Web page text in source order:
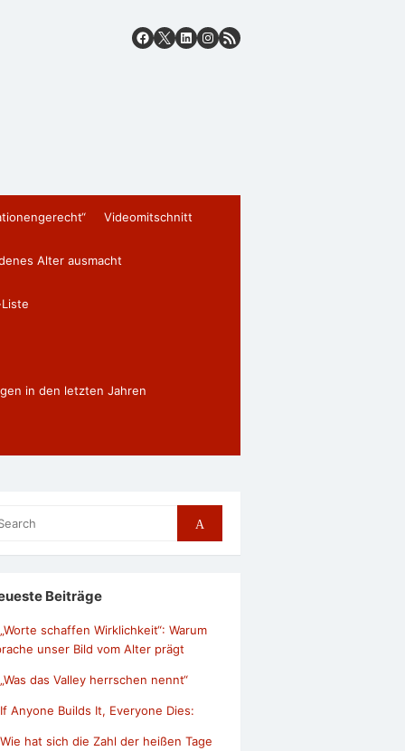
Videomitschnitt
Alter ausmacht
in den letzten Jahren
Search
Beiträge
„Worte schaffen Wirklichkeit“: Warum
unser Bild vom Alter prägt
„Was das Valley herrschen nennt“
If Anyone Builds It, Everyone Dies:
Wie hat sich die Zahl der heißen Tage